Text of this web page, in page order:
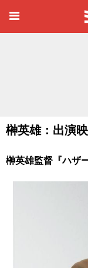
榊英雄：出演
榊英雄監督『ハザ